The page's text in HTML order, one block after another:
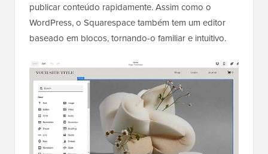
publicar conteúdo rapidamente. Assim como o
WordPress, o Squarespace também tem um editor
baseado em blocos, tornando-o familiar e intuitivo.